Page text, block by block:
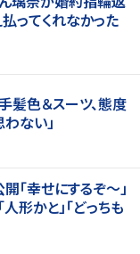
ってくれなかった
髪色＆スーツ、態度
ない」
「幸せにするぞ〜」
形かと」「どっちも